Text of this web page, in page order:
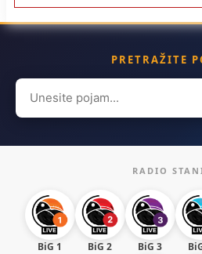
PRETRAŽITE
Search
for:
RADIO
BiG 1 BiG 2 BiG 3